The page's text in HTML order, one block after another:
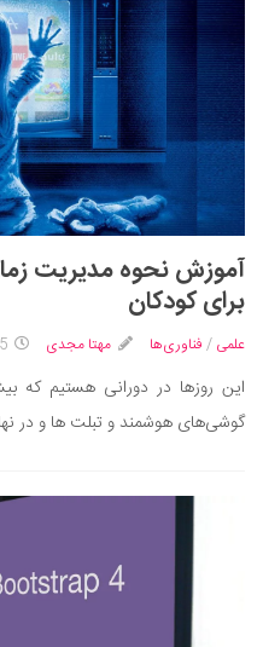
آموزش نحوه مدیریت
برای کودکان
علمی / فناوری‌ها مهتا مجدی 5 خرداد, 1398
این روزها در دورانی هستیم که
گوشی‌های هوشمند و تبلت ها و در